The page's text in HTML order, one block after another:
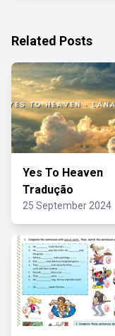
Related Posts
Yes To Heaven
Tradução
25 September 2024